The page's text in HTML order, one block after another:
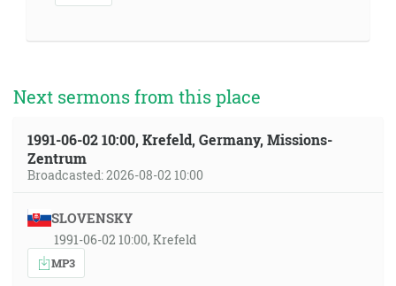
Next sermons from this place
1991-06-02 10:00, Krefeld, Germany, Missions-
Zentrum
Broadcasted: 2026-08-02 10:00
SLOVENSKY
1991-06-02 10:00, Krefeld
MP3